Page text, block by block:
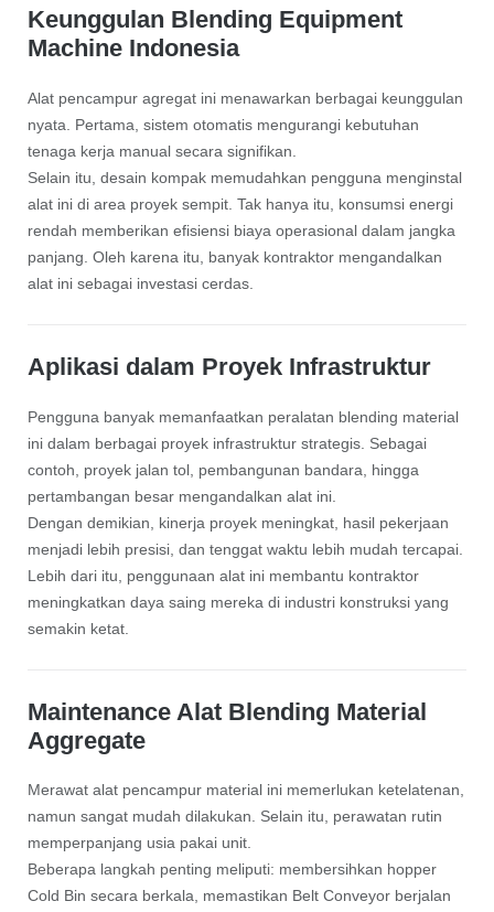
Keunggulan Blending Equipment
Machine Indonesia
Alat pencampur agregat ini menawarkan berbagai keunggulan
nyata. Pertama, sistem otomatis mengurangi kebutuhan
tenaga kerja manual secara signifikan.
Selain itu, desain kompak memudahkan pengguna menginstal
alat ini di area proyek sempit. Tak hanya itu, konsumsi energi
rendah memberikan efisiensi biaya operasional dalam jangka
panjang. Oleh karena itu, banyak kontraktor mengandalkan
alat ini sebagai investasi cerdas.
Aplikasi dalam Proyek Infrastruktur
Pengguna banyak memanfaatkan peralatan blending material
ini dalam berbagai proyek infrastruktur strategis. Sebagai
contoh, proyek jalan tol, pembangunan bandara, hingga
pertambangan besar mengandalkan alat ini.
Dengan demikian, kinerja proyek meningkat, hasil pekerjaan
menjadi lebih presisi, dan tenggat waktu lebih mudah tercapai.
Lebih dari itu, penggunaan alat ini membantu kontraktor
meningkatkan daya saing mereka di industri konstruksi yang
semakin ketat.
Maintenance Alat Blending Material
Aggregate
Merawat alat pencampur material ini memerlukan ketelatenan,
namun sangat mudah dilakukan. Selain itu, perawatan rutin
memperpanjang usia pakai unit.
Beberapa langkah penting meliputi: membersihkan hopper
Cold Bin secara berkala, memastikan Belt Conveyor berjalan